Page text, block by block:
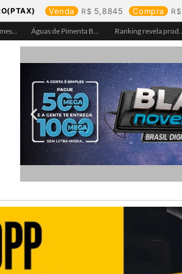
Venda 5,8845 Compra
Águas de Pimenta Bueno amplia rede de abastecimento e leva água tratada para moradores da região do aeroporto Ranking revela produtos mais comprados em cada estado e aponta drone como destaque em Rondônia Eficiência e gestão, Buritis se torna referência em controle de perdas de água